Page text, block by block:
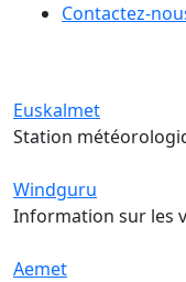
Contactez-
Euskalmet
Station
Windguru
Information sur les
Aemet